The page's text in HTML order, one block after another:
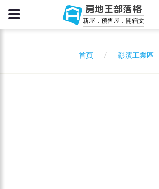
房地王部落格
新屋．預售屋．開箱文
首頁 彰濱工業區